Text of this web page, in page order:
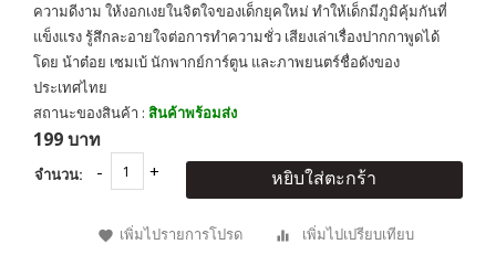
ความดีงาม ให้งอกเงยในจิตใจของเด็กยุคใหม่ ทำให้เด็กมีภูมิคุ้มกันที่
แข็งแรง รู้สึกละอายใจต่อการทำความชั่ว เสียงเล่าเรื่องปากกาพูดได้
โดย น้าต๋อย เซมเบ้ นักพากย์การ์ตูน และภาพยนตร์ชื่อดังของ
ประเทศไทย
สถานะของสินค้า : สินค้าพร้อมส่ง
199 บาท
จำนวน: หยิบใส่ตะกร้า
เพิ่มไปรายการโปรด เพิ่มไปเปรียบเทียบ